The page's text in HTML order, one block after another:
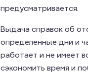
предусматривается.
Выдача справок об
определенные дни и
работает и не имеет
сэкономить время и